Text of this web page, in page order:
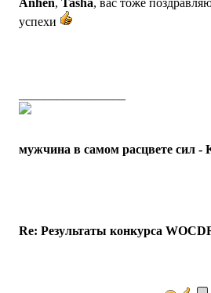
Anhen, Tasha, вас тоже
успехи
мужчина в самом расцвете сил -
Re: Результаты конкурса